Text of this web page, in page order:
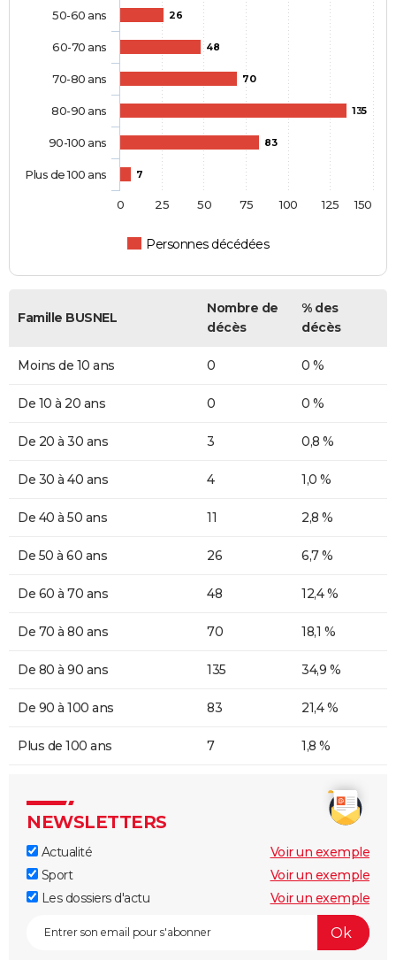
26
48
70
135
83
7
Personnes décédées
50-60 ans
60-70 ans
70-80 ans
80-90 ans
90-100 ans
Plus de 100 ans
0 25 50 75 100 125 150
Famille BUSNEL
Nombre de
décès
% des
décès
Moins de 10 ans 0 0 %
De 10 à 20 ans 0 0 %
De 20 à 30 ans 3 0,8 %
De 30 à 40 ans 4 1,0 %
De 40 à 50 ans 11 2,8 %
De 50 à 60 ans 26 6,7 %
De 60 à 70 ans 48 12,4 %
De 70 à 80 ans 70 18,1 %
De 80 à 90 ans 135 34,9 %
De 90 à 100 ans 83 21,4 %
Plus de 100 ans 7 1,8 %
NEWSLETTERS
Actualité
Voir un exemple
Sport
Voir un exemple
Les dossiers d'actu
Voir un exemple